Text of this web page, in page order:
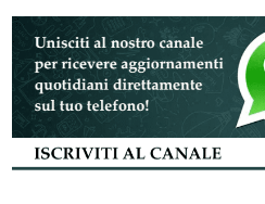
Vai
contenuto